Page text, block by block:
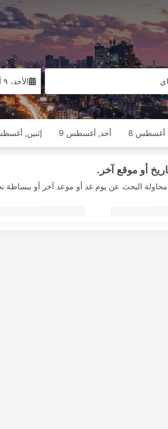
الأحد، ٩ أغسطس
8 أحد, أغسطس 9 إثنين, أغسطس
أو موقع آخر.
البحث عن يوم غد أو موعد آخر أو ببساطة